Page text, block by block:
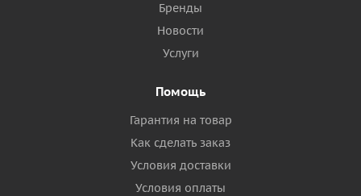
Бренды
Новости
Услуги
Помощь
Гарантия на товар
Как сделать заказ
Условия доставки
Условия оплаты